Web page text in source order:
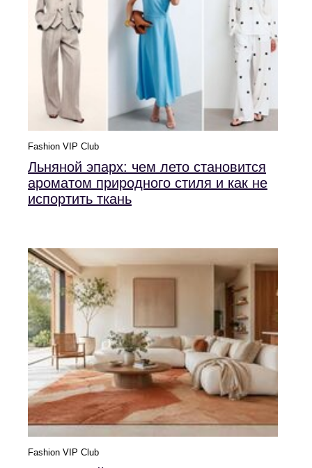
Fashion VIP Club
Льняной эпарх: чем лето становится
ароматом природного стиля и как не
испортить ткань
Fashion VIP Club